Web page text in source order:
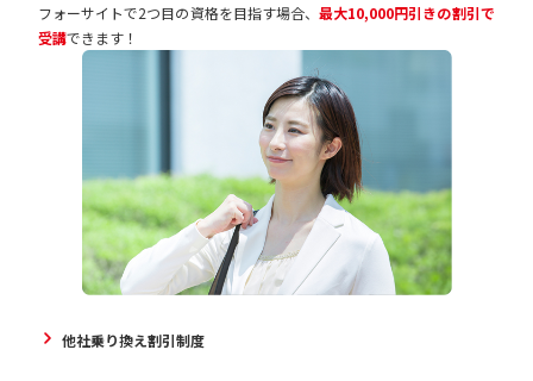
フォーサイトで2つ目の資格を目指す場合、 最大10,000円引きの割引で
受講できます！
他社乗り換え割引制度